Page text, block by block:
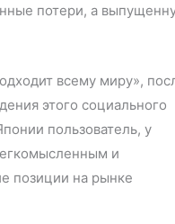
потери, а
всему миру»,
этого социального
пользователь, у
и
позиции на рынке